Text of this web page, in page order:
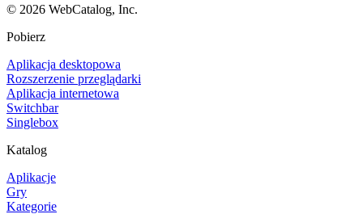
© 2026 WebCatalog, Inc.
Pobierz
Aplikacja desktopowa
Rozszerzenie przeglądarki
Aplikacja internetowa
Switchbar
Singlebox
Katalog
Aplikacje
Gry
Kategorie